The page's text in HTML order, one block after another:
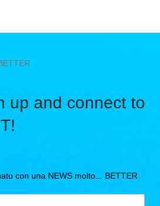
up and connect to
con una NEWS molto... BETTER